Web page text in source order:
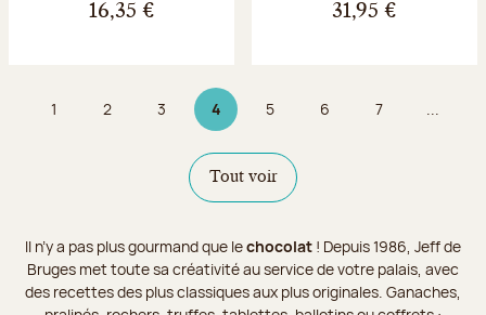
16,35 € 31,95 €
Page
1 Page
2 Page
3 4Page 4 sur 9
Page
5 Page
6 Page
7 ...
Tout voir
Il n’y a pas plus gourmand que lechocolat ! Depuis 1986, Jeff de
Bruges met toute sa créativité au service de votre palais, avec
des recettes des plus classiques aux plus originales. Ganaches,